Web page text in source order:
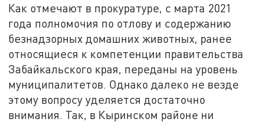
Как отмечают в прокуратуре, с марта 2021
года полномочия по отлову и содержанию
безнадзорных домашних животных, ранее
относящиеся к компетенции правительства
Забайкальского края, переданы на уровень
муниципалитетов. Однако далеко не везде
этому вопросу уделяется достаточно
внимания. Так, в Кыринском районе ни